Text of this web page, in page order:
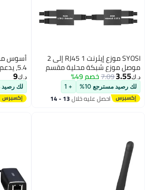
SYOSI موزع إيثرنت RJ45 1 إلى 2
مقسم
أنثى
مقبس
13 - 14
أسوس محول USB-BT540 بلوتوث
5.4، يدعم حتى 7 أجهزة، كوديك LE
Audio LC3، متوافق مع ويندوز
10/11 ولينكس، دونجل USB 2.0
فائق الصغر، نطاق طويل واستهلاك
منخفض للطاقة | 90IG09N0-
د.ك‏9
لك رصيد مسترجع 10%
احصل عليه خلال 13 - 14